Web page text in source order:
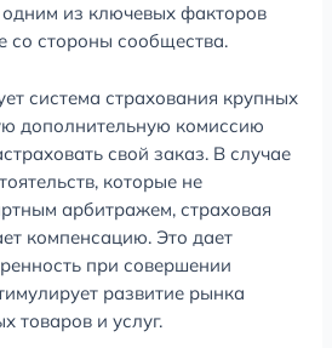
из ключевых факторов
со стороны сообщества.
система страхования крупных
дополнительную комиссию
свой заказ. В случае
которые не
арбитражем, страховая
компенсацию. Это дает
при совершении
развитие рынка
товаров и услуг.